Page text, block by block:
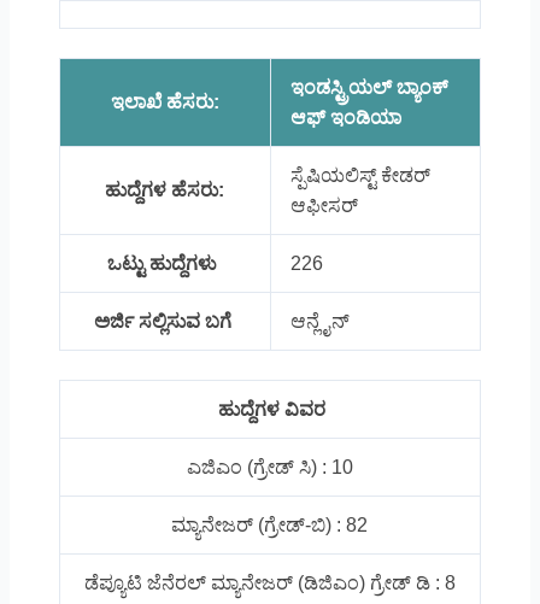
ಇಲಾಖೆ ಹೆಸರು:
ಇಂಡಸ್ಟ್ರಿಯಲ್ ಬ್ಯಾಂಕ್‌
ಆಫ್‌ ಇಂಡಿಯಾ
ಹುದ್ದೆಗಳ ಹೆಸರು:
ಸ್ಪೆಷಿಯಲಿಸ್ಟ್‌ ಕೇಡರ್
ಆಫೀಸರ್
ಒಟ್ಟು ಹುದ್ದೆಗಳು 226
ಅರ್ಜಿ ಸಲ್ಲಿಸುವ ಬಗೆ ಆನ್ಲೈನ್
ಹುದ್ದೆಗಳ ವಿವರ
ಎಜಿಎಂ (ಗ್ರೇಡ್‌ ಸಿ) : 10
ಮ್ಯಾನೇಜರ್ (ಗ್ರೇಡ್‌-ಬಿ) : 82
ಡೆಪ್ಯೂಟಿ ಜೆನೆರಲ್ ಮ್ಯಾನೇಜರ್ (ಡಿಜಿಎಂ) ಗ್ರೇಡ್‌ ಡಿ : 8